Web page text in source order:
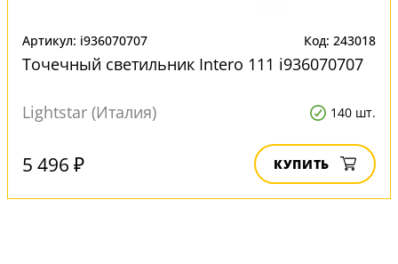
Артикул: i936070707 Код: 243018
Точечный светильник Intero 111 i936070707
Lightstar (Италия) 140 шт.
5 496 ₽ КУПИТЬ